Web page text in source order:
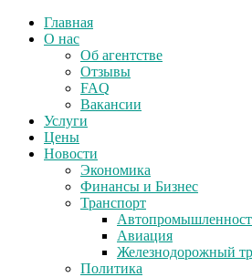
Главная
О нас
Об агентстве
Отзывы
FAQ
Вакансии
Услуги
Цены
Новости
Экономика
Финансы и Бизнес
Транспорт
Авиация
Железнодорожный
Политика